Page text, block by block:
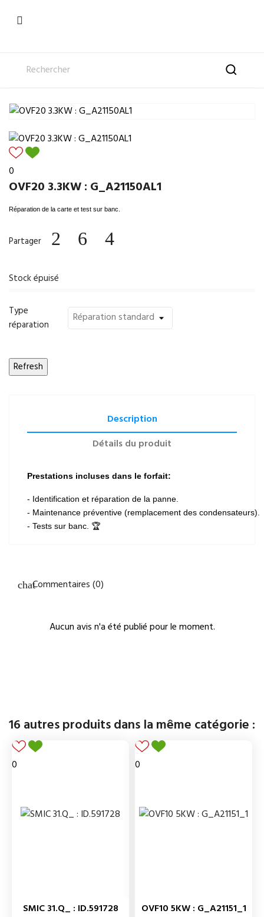

0
OVF20 3.3KW : G_A21150AL1
Réparation de la carte et test sur banc.
Partager
Stock épuisé
Type
réparation
Description
Détails du produit
Prestations incluses dans le forfait:
- Identification et réparation de la panne.
- Maintenance préventive (remplacement des condensateurs).
- Tests sur banc. 🏆
Commentaires (0)
Aucun avis n'a été publié pour le moment.
16 autres produits dans la même catégorie :
0
SMIC 31.Q_ : ID.591728
0
OVF10 5KW : G_A21151_1